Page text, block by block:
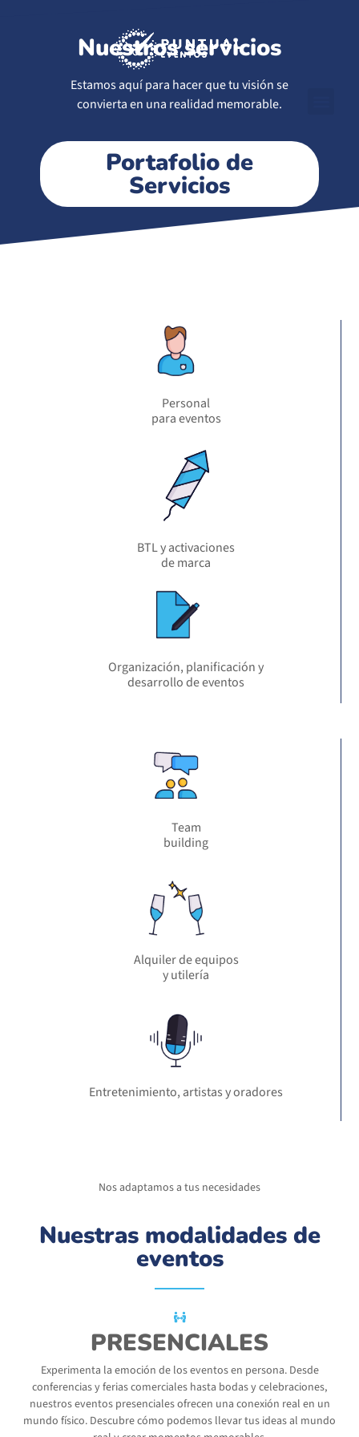
Nuestros servicios
Estamos aquí para hacer que tu visión se
convierta en una realidad memorable.
Portafolio de
Servicios
Personal
para eventos
BTL y activaciones
de marca
Organización, planificación y
desarrollo de eventos
Team
building
Alquiler de equipos
y utilería
Entretenimiento, artistas y oradores
Nos adaptamos a tus necesidades
Nuestras modalidades de
eventos
PRESENCIALES
Experimenta la emoción de los eventos en persona. Desde
conferencias y ferias comerciales hasta bodas y celebraciones,
nuestros eventos presenciales ofrecen una conexión real en un
mundo físico. Descubre cómo podemos llevar tus ideas al mundo